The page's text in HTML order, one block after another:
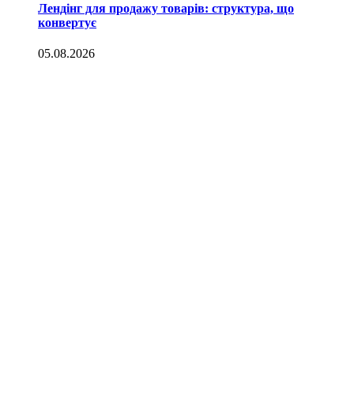
Лендінг для продажу товарів: структура, що
конвертує
05.08.2026